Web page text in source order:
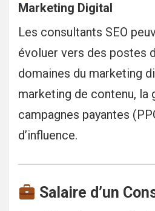
Marketing Digital
Les consultants SEO
évoluer vers des postes
domaines du marketing
marketing de contenu, la
campagnes payantes
d’influence.
Salaire d’un